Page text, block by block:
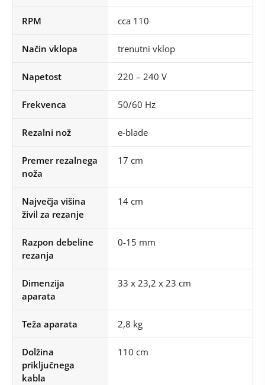
RPM cca 110
Način vklopa trenutni vklop
Napetost 220 – 240 V
Frekvenca 50/60 Hz
Rezalni nož e-blade
Premer rezalnega
noža
17 cm
Največja višina
živil za rezanje
14 cm
Razpon debeline
rezanja
0-15 mm
Dimenzija
aparata
33 x 23,2 x 23 cm
Teža aparata 2,8 kg
Dolžina
priključnega
kabla
110 cm